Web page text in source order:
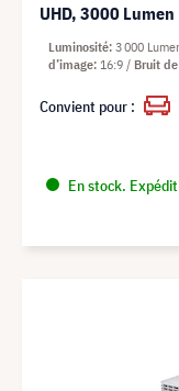
UHD, 3000 Lumen
En stock.
Luminosité 3 000
d’image 16:9 Bruit
Convient pour :